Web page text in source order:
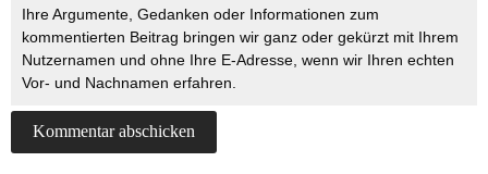
Ihre Argumente, Gedanken oder Informationen zum
kommentierten Beitrag bringen wir ganz oder gekürzt mit Ihrem
Nutzernamen und ohne Ihre E-Adresse, wenn wir Ihren echten
Vor- und Nachnamen erfahren.